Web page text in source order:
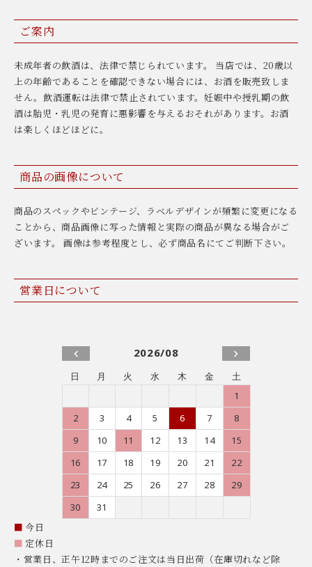
ご案内
未成年者の飲酒は、法律で禁じられています。 当店では、20歳以
上の年齢であることを確認できない場合には、お酒を販売致しま
せん。飲酒運転は法律で禁止されています。妊娠中や授乳期の飲
酒は胎児・乳児の発育に悪影響を与えるおそれがあります。お酒
は楽しくほどほどに。
商品の画像について
商品のスペックやビンテージ、ラベルデザインが頻繁に変更になる
ことから、商品画像に写った情報と実際の商品が異なる場合がご
ざいます。 画像は参考程度とし、必ず商品名にてご判断下さい。
営業日について
2026/08
日 月 火 水 木 金
土
1
2
3 4 5 6 7
8
9
10 11 12 13 14
15
16
17 18 19 20 21
22
23
24 25 26 27 28
29
30
31
■ 今日
■ 定休日
・営業日、正午12時までのご注文は当日出荷（在庫切れなど除